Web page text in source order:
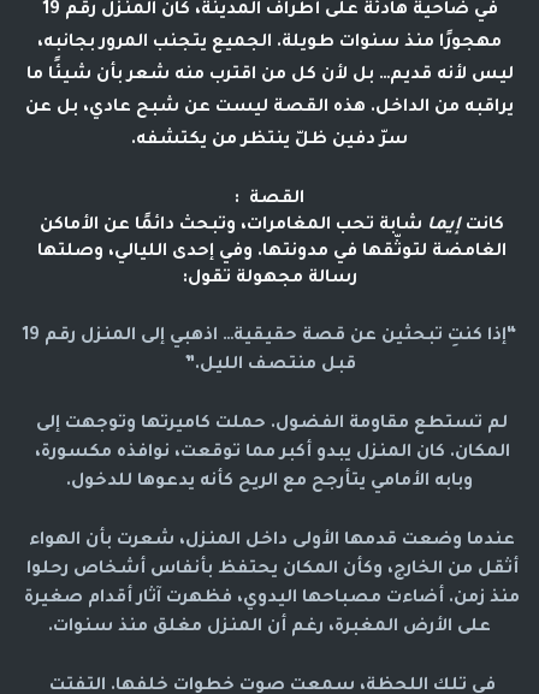
في ضاحية هادئة على أطراف المدينة، كان المنزل رقم 19
مهجورًا منذ سنوات طويلة. الجميع يتجنب المرور بجانبه،
ليس لأنه قديم… بل لأن كل من اقترب منه شعر بأن شيئًا ما
يراقبه من الداخل. هذه القصة ليست عن شبح عادي، بل عن
سرّ دفين ظلّ ينتظر من يكتشفه.
القصة :
كانت إيما
رسالة مجهولة تقول:
“إذا كنتِ تبحثين عن قصة حقيقية… اذهبي إلى المنزل رقم 19
قبل منتصف الليل.”
وبابه الأمامي يتأرجح مع الريح كأنه يدعوها للدخول.
على الأرض المغبرة، رغم أن المنزل مغلق منذ سنوات.